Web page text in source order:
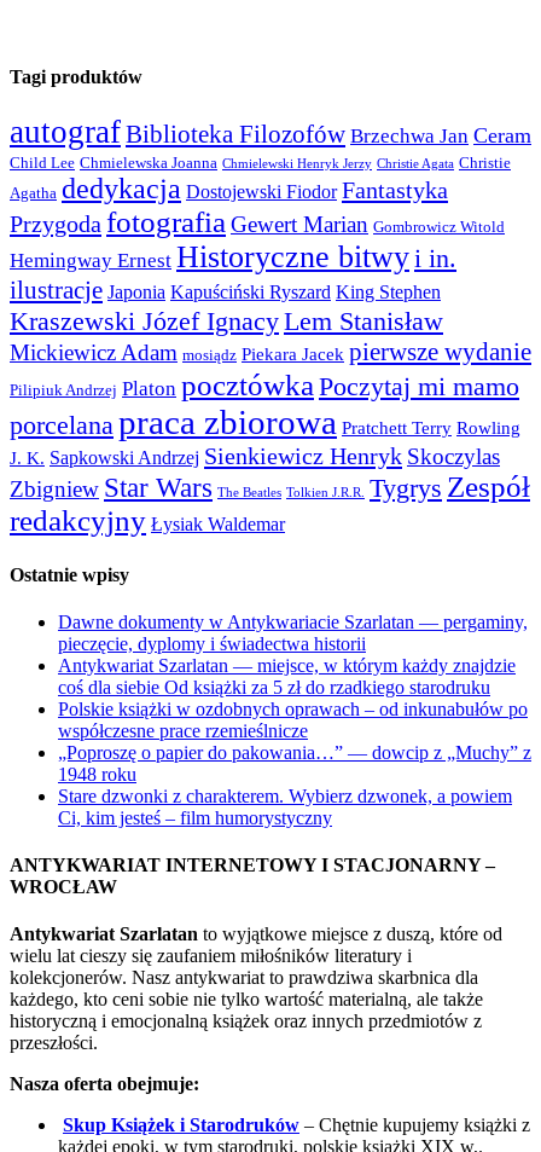
Tagi produktów
autografBiblioteka Filozofów Brzechwa Jan Ceram
Child Lee Chmielewska Joanna Chmielewski Henryk Jerzy Christie Agata Christie
Agatha dedykacja Dostojewski Fiodor Fantastyka
Przygoda fotografia Gewert Marian Gombrowicz Witold
Hemingway Ernest Historyczne bitwyi in.
ilustracje Japonia Kapuściński Ryszard King Stephen
Kraszewski Józef IgnacyLem Stanisław
Mickiewicz Adam mosiądz Piekara Jacek pierwsze wydanie
Pilipiuk Andrzej Platon pocztówka Poczytaj mi mamo
porcelanapraca zbiorowa Pratchett Terry Rowling
J. K. Sapkowski Andrzej Sienkiewicz Henryk Skoczylas
Zbigniew Star Wars The Beatles Tolkien J.R.R. Tygrys Zespół
redakcyjny Łysiak Waldemar
Ostatnie wpisy
Dawne dokumenty w Antykwariacie Szarlatan — pergaminy,
pieczęcie, dyplomy i świadectwa historii
Antykwariat Szarlatan — miejsce, w którym każdy znajdzie
coś dla siebie Od książki za 5 zł do rzadkiego starodruku
Polskie książki w ozdobnych oprawach – od inkunabułów po
współczesne prace rzemieślnicze
„Poproszę o papier do pakowania…” — dowcip z „Muchy” z
1948 roku
Stare dzwonki z charakterem. Wybierz dzwonek, a powiem
Ci, kim jesteś – film humorystyczny
ANTYKWARIAT INTERNETOWY I STACJONARNY –
WROCŁAW
Antykwariat Szarlatan to wyjątkowe miejsce z duszą, które od
wielu lat cieszy się zaufaniem miłośników literatury i
kolekcjonerów. Nasz antykwariat to prawdziwa skarbnica dla
każdego, kto ceni sobie nie tylko wartość materialną, ale także
historyczną i emocjonalną książek oraz innych przedmiotów z
przeszłości.
Nasza oferta obejmuje:
Skup Książek i Starodruków – Chętnie kupujemy książki z
każdej epoki, w tym starodruki, polskie książki XIX w,.